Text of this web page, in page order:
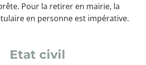
Pour la retirer en mairie, la
en personne est impérative.
Etat civil